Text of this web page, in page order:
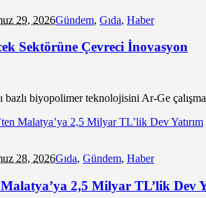
29, 2026Gündem, Gıda, Haber
Sektörüne Çevreci İnovasyon
bazlı biyopolimer teknolojisini Ar-Ge
28, 2026Gıda, Gündem, Haber
2,5 Milyar TL’lik Dev